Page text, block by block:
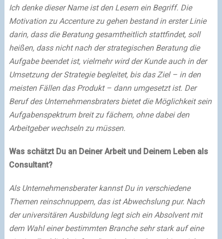
Ich denke dieser Name ist den Lesern ein Begriff. Die
Motivation zu Accenture zu gehen bestand in erster Linie
darin, dass die Beratung gesamtheitlich stattfindet, soll
heißen, dass nicht nach der strategischen Beratung die
Aufgabe beendet ist, vielmehr wird der Kunde auch in der
Umsetzung der Strategie begleitet, bis das Ziel – in den
meisten Fällen das Produkt – dann umgesetzt ist. Der
Beruf des Unternehmensbraters bietet die Möglichkeit sein
Aufgabenspektrum breit zu fächern, ohne dabei den
Arbeitgeber wechseln zu müssen.
Was schätzt Du an Deiner Arbeit und Deinem Leben als
Consultant?
Als Unternehmensberater kannst Du in verschiedene
Themen reinschnuppern, das ist Abwechslung pur. Nach
der universitären Ausbildung legt sich ein Absolvent mit
dem Wahl einer bestimmten Branche sehr stark auf eine